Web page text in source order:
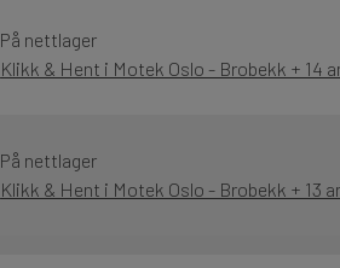
På nettlager
Klikk & Hent i Motek Oslo - Brobekk + 14
På nettlager
Klikk & Hent i Motek Oslo - Brobekk + 13